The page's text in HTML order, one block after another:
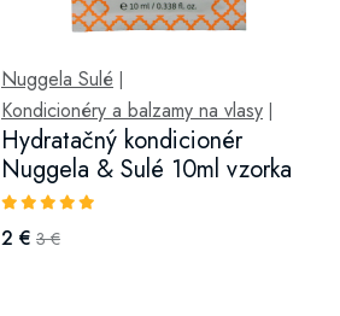
Nuggela Sulé
Kondicionéry a balzamy na vlasy
Hydratačný kondicionér
Nuggela & Sulé 10ml vzorka
2 € 3 €